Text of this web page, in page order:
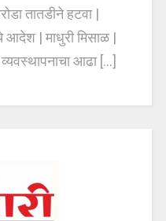
तातडीने हटवा |
आदेश | माधुरी मिसाळ |
आढा [...]